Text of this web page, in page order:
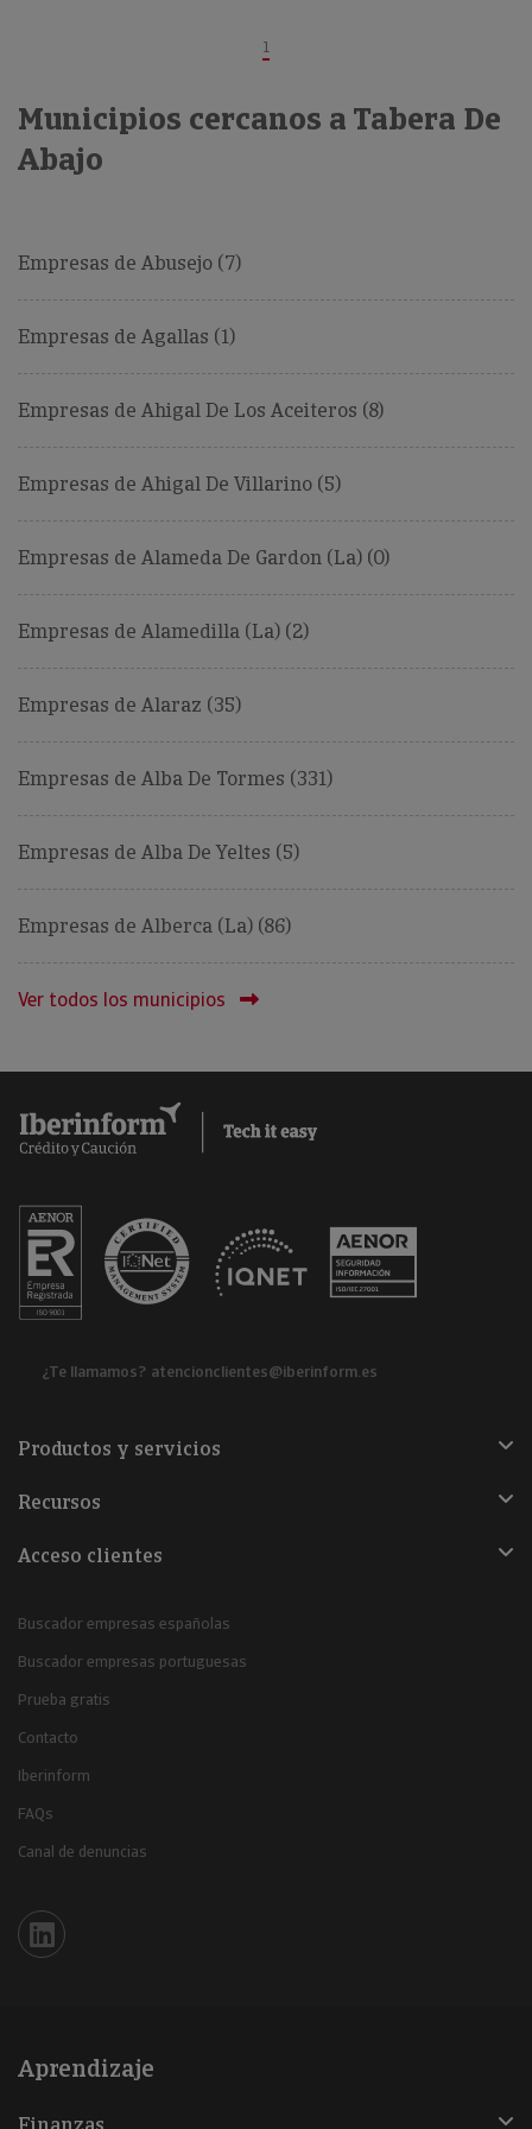
1
Municipios cercanos a Tabera De
Abajo
Empresas de Abusejo (7)
Empresas de Agallas (1)
Empresas de Ahigal De Los Aceiteros (8)
Empresas de Ahigal De Villarino (5)
Empresas de Alameda De Gardon (La) (0)
Empresas de Alamedilla (La) (2)
Empresas de Alaraz (35)
Empresas de Alba De Tormes (331)
Empresas de Alba De Yeltes (5)
Empresas de Alberca (La) (86)
Ver todos los municipios
¿Te llamamos? atencionclientes@iberinform.es
Productos y servicios
Recursos
Acceso clientes
Buscador empresas españolas
Buscador empresas portuguesas
Prueba gratis
Contacto
Iberinform
FAQs
Canal de denuncias
Iberinform en Linkedin
Aprendizaje